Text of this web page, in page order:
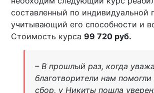
составленный по индивидуальной
учитывающий его способности и
Стоимость курса99 720 руб.
– В прошлый раз, когда
благотворители нам помогли
сбор, у Никиты пошла